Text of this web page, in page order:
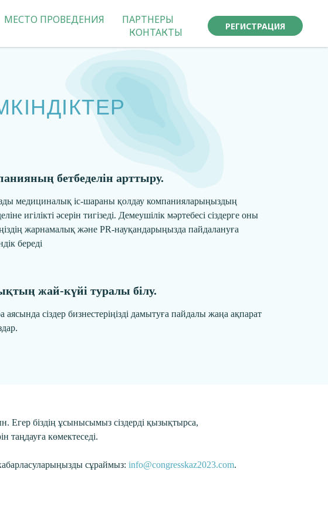
МЕСТО ПРОВЕДЕНИЯ
ПАРТНЕРЫ
КОНТАКТЫ
РЕГИСТРАЦИЯ
бетбеделін арттыру.
медициналық іс-шараны қолдау компанияларыңыздың
игілікті әсерін тигізеді. Демеушілік мәртебесі сіздерге оны
жарнамалық және PR-науқандарыңызда пайдалануға
береді
жай-күйі туралы білу.
аясында сіздер бизнестеріңізді дамытуға пайдалы жаңа ақпарат
Егер біздің ұсынысымыз сіздерді қызықтырса,
таңдауға көмектеседі.
сұраймыз: info@congresskaz2023.com.